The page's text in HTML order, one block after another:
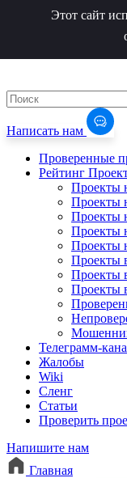
Написать нам
Проверенные
Рейтинг
Проекты
Проекты
Проекты
Проекты
Проекты
Проекты
Проекты
Проекты
Телеграмм-
Жалобы
Wiki
Сленг
Статьи
Проверить
Напишите нам
Главная
Этот сайт